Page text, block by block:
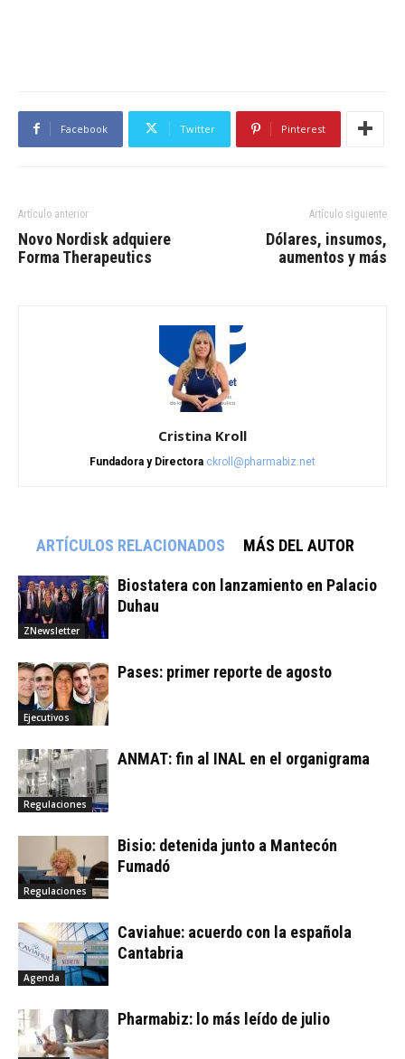
Facebook Twitter Pinterest
Artículo anterior
Novo Nordisk adquiere
Forma Therapeutics
Artículo siguiente
Dólares, insumos,
aumentos y más
Cristina Kroll
Fundadora y Directora ckroll@pharmabiz.net
ARTÍCULOS RELACIONADOS MÁS DEL AUTOR
ZNewsletter
Biostatera con lanzamiento en Palacio
Duhau
Ejecutivos
Pases: primer reporte de agosto
Regulaciones
ANMAT: fin al INAL en el organigrama
Regulaciones
Bisio: detenida junto a Mantecón
Fumadó
Agenda
Caviahue: acuerdo con la española
Cantabria
Pharmabiz: lo más leído de julio